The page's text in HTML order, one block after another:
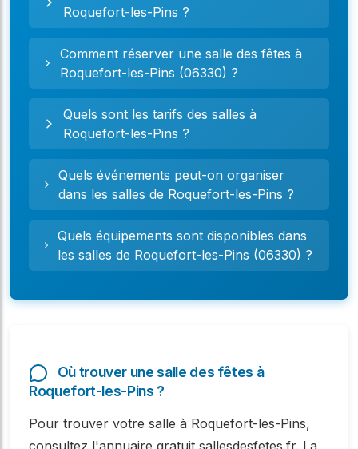
Roquefort-les-Pins ?
Comment réserver une salle des fêtes à
Roquefort-les-Pins (06330) ?
Quels sont les tarifs des salles à
Roquefort-les-Pins ?
Quels événements peut-on organiser
dans les salles de Roquefort-les-Pins ?
Quels équipements sont disponibles dans
les salles de Roquefort-les-Pins (06330) ?
Où trouver une salle des fêtes à
Roquefort-les-Pins ?
Pour trouver votre salle à Roquefort-les-Pins,